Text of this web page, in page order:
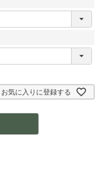
お気に入りに登録する